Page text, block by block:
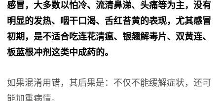
感冒，大多数以怕冷、流清鼻涕、头痛等为主，没有
明显的发热、咽干口渴、舌红苔黄的表现，尤其感冒
初期，是不适合吃连花清瘟、银翘解毒片、双黄连、
板蓝根冲剂这类中成药的。
如果混淆用错，其后果是：不仅不能缓解症状，还可
能加重病情。